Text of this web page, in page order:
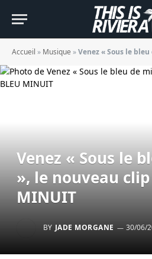
Accueil » Musique »Venez « Sous le bleu de
Venez « Sous le
», le nouveau clip
MINUIT
BY JADE MORGANE 30/06/